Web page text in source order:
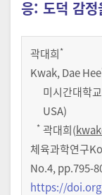
응: 도덕 감정
곽대희*
Kwak, Dae Hee
미시간대
USA)
* 곽대희(
체육과학연구
No.4,pp.795-
https://